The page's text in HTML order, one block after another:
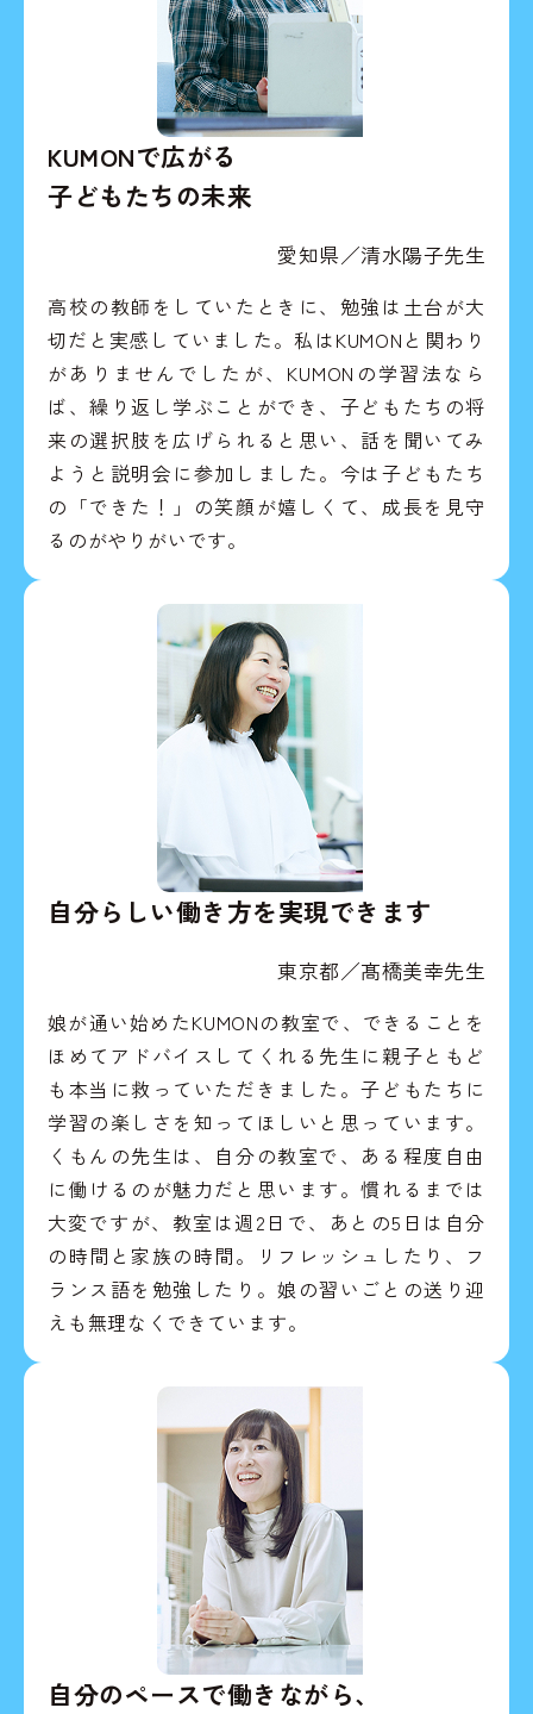
KUMONで広がる
子どもたちの未来
愛知県／清水陽子先生
高校の教師をしていたときに、勉強は土台が大
切だと実感していました。私はKUMONと関わり
がありませんでしたが、KUMONの学習法なら
ば、繰り返し学ぶことができ、子どもたちの将
来の選択肢を広げられると思い、話を聞いてみ
ようと説明会に参加しました。今は子どもたち
の「できた！」の笑顔が嬉しくて、成長を見守
るのがやりがいです。
自分らしい働き方を実現できます
東京都／髙橋美幸先生
娘が通い始めたKUMONの教室で、できることを
ほめてアドバイスしてくれる先生に親子ともど
も本当に救っていただきました。子どもたちに
学習の楽しさを知ってほしいと思っています。
くもんの先生は、自分の教室で、ある程度自由
に働けるのが魅力だと思います。慣れるまでは
大変ですが、教室は週2日で、あとの5日は自分
の時間と家族の時間。リフレッシュしたり、フ
ランス語を勉強したり。娘の習いごとの送り迎
えも無理なくできています。
自分のペースで働きながら、